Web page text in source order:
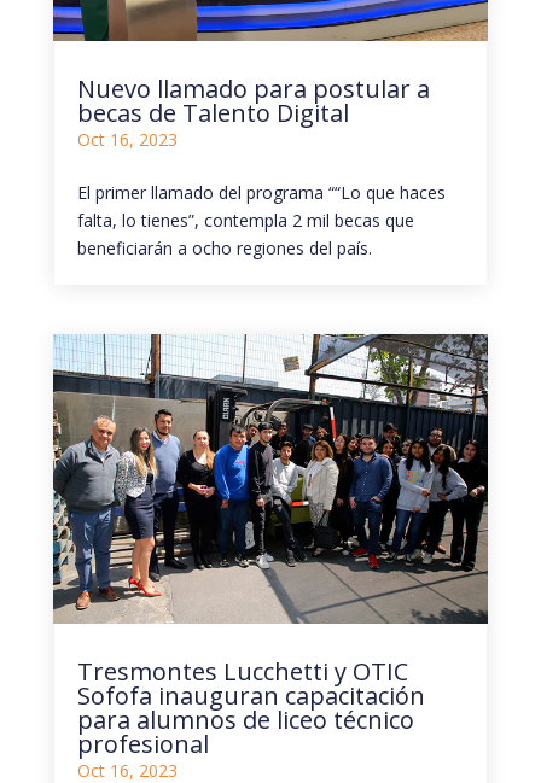
Nuevo llamado para postular a
becas de Talento Digital
Oct 16, 2023
El primer llamado del programa ““Lo que haces
falta, lo tienes”, contempla 2 mil becas que
beneficiarán a ocho regiones del país.
Tresmontes Lucchetti y OTIC
Sofofa inauguran capacitación
para alumnos de liceo técnico
profesional
Oct 16, 2023